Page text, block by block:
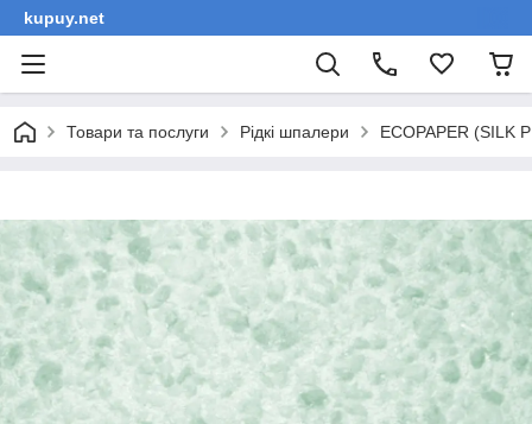
kupuy.net
Товари та послуги Рідкі шпалери ECOPAPER (SILK